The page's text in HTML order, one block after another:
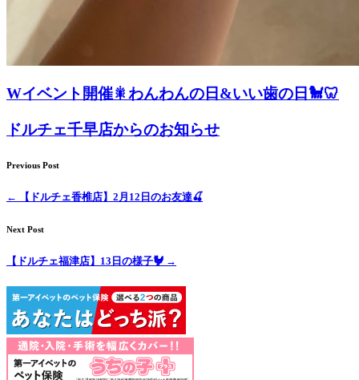
Wイベント開催🎇わんわんの日&いい歯の日🐩🦷
ドルチェ千早店からのお知らせ
Previous Post
← 【ドルチェ香椎店】2月12日のお友達🍒
Next Post
【ドルチェ福津店】13日の様子🐓 →